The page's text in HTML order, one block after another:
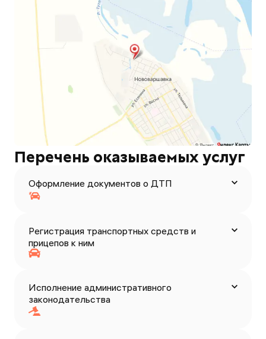
Перечень оказываемых услуг
Оформление документов о ДТП
Регистрация транспортных средств и
прицепов к ним
Исполнение административного
законодательства